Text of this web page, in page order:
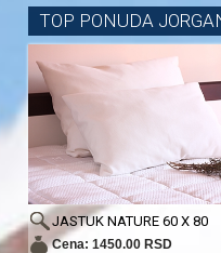
TOP PONUDA
JASTUK NATURE 60 X 80
Cena: 1450.00 RSD